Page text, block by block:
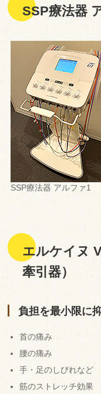
SSP療法器
SSP療法器 アルファ1
エルケイヌ
牽引器）
負担を最小限に
首の痛み
腰の痛み
手・足のしびれなど
筋のストレッチ効果